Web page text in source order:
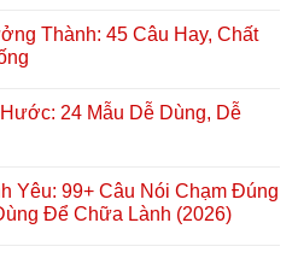
Thành: 45 Câu Hay, Chất
24 Mẫu Dễ Dùng, Dễ
Yêu: 99+ Câu Nói Chạm Đúng
Để Chữa Lành (2026)